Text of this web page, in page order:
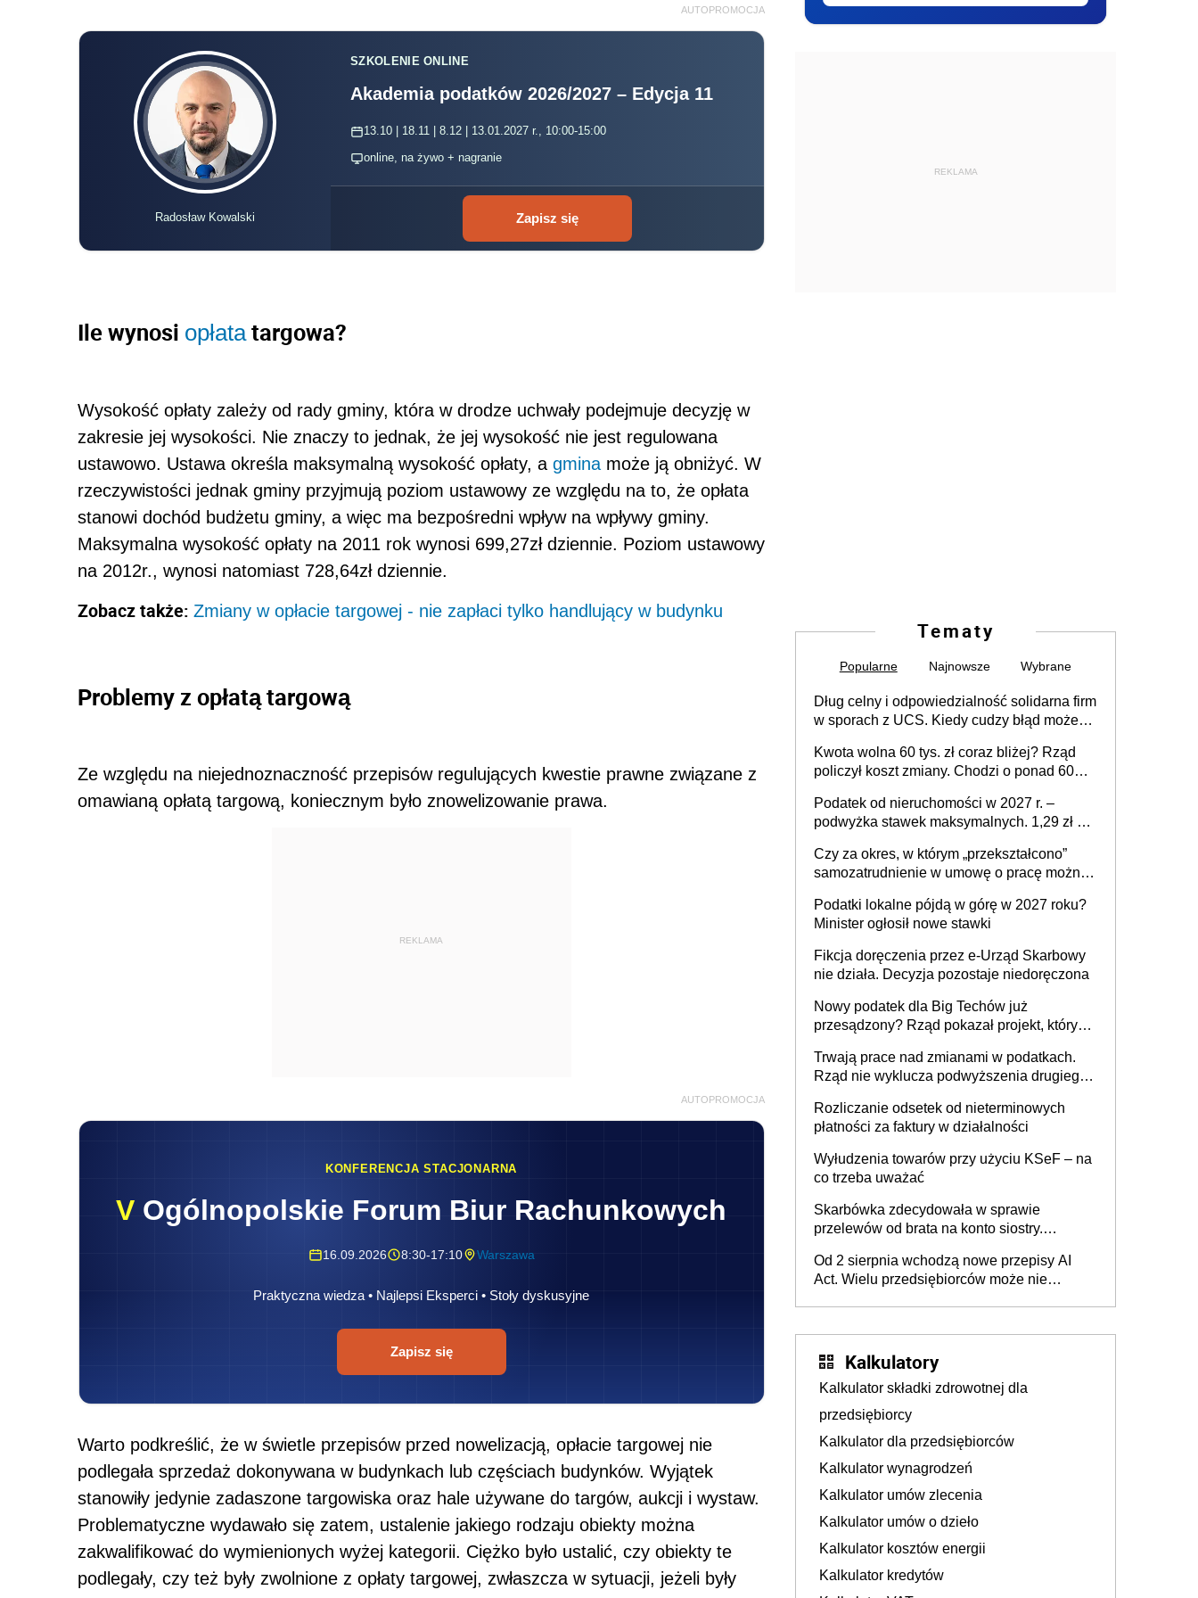
AUTOPROMOCJA
Radosław Kowalski
SZKOLENIE ONLINE
Akademia podatków 2026/2027 – Edycja 11
13.10 | 18.11 | 8.12 | 13.01.2027 r., 10:00-15:00
online, na żywo + nagranie
Zapisz się
Ile wynosi opłatatargowa?
Wysokość opłaty zależy od rady gminy, która w drodze uchwały podejmuje decyzję w
zakresie jej wysokości. Nie znaczy to jednak, że jej wysokość nie jest regulowana
ustawowo. Ustawa określa maksymalną wysokość opłaty, a gmina może ją obniżyć. W
rzeczywistości jednak gminy przyjmują poziom ustawowy ze względu na to, że opłata
stanowi dochód budżetu gminy, a więc ma bezpośredni wpływ na wpływy gminy.
Maksymalna wysokość opłaty na 2011 rok wynosi 699,27zł dziennie. Poziom ustawowy
na 2012r., wynosi natomiast 728,64zł dziennie.
Zobacz także: Zmiany w opłacie targowej - nie zapłaci tylko handlujący w budynku
Problemy z opłatą targową
Ze względu na niejednoznaczność przepisów regulujących kwestie prawne związane z
omawianą opłatą targową, koniecznym było znowelizowanie prawa.
REKLAMA
AUTOPROMOCJA
KONFERENCJA STACJONARNA
V Ogólnopolskie Forum Biur Rachunkowych
16.09.2026 8:30-17:10 Warszawa
Praktyczna wiedza • Najlepsi Eksperci • Stoły dyskusyjne
Zapisz się
Warto podkreślić, że w świetle przepisów przed nowelizacją, opłacie targowej nie
podlegała sprzedaż dokonywana w budynkach lub częściach budynków. Wyjątek
stanowiły jedynie zadaszone targowiska oraz hale używane do targów, aukcji i wystaw.
Problematyczne wydawało się zatem, ustalenie jakiego rodzaju obiekty można
zakwalifikować do wymienionych wyżej kategorii. Ciężko było ustalić, czy obiekty te
podlegały, czy też były zwolnione z opłaty targowej, zwłaszcza w sytuacji, jeżeli były
REKLAMA
Tematy
Popularne Najnowsze Wybrane
Dług celny i odpowiedzialność solidarna firm
w sporach z UCS. Kiedy cudzy błąd może
Kwota wolna 60 tys. zł coraz bliżej? Rząd
policzył koszt zmiany. Chodzi o ponad 60
Podatek od nieruchomości w 2027 r. –
podwyżka stawek maksymalnych. 1,29 zł za
budynków i lokali związanych z
prowadzeniem działalności gospodarczej
Czy za okres, w którym „przekształcono”
samozatrudnienie w umowę o pracę można
umowy cywilnoprawnej jedynym
racjonalnym wyjściem
Podatki lokalne pójdą w górę w 2027 roku?
Minister ogłosił nowe stawki
Fikcja doręczenia przez e-Urząd Skarbowy
nie działa. Decyzja pozostaje niedoręczona
Nowy podatek dla Big Techów już
przesądzony? Rząd pokazał projekt, który
Trwają prace nad zmianami w podatkach.
Rząd nie wyklucza podwyższenia drugiego
Rozliczanie odsetek od nieterminowych
płatności za faktury w działalności
Wyłudzenia towarów przy użyciu KSeF – na
co trzeba uważać
Skarbówka zdecydowała w sprawie
przelewów od brata na konto siostry.
darowizna, ale podatku jednak nie będzie
Od 2 sierpnia wchodzą nowe przepisy AI
Act. Wielu przedsiębiorców może nie
Kalkulatory
Kalkulator składki zdrowotnej dla
przedsiębiorcy
Kalkulator dla przedsiębiorców
Kalkulator wynagrodzeń
Kalkulator umów zlecenia
Kalkulator umów o dzieło
Kalkulator kosztów energii
Kalkulator kredytów